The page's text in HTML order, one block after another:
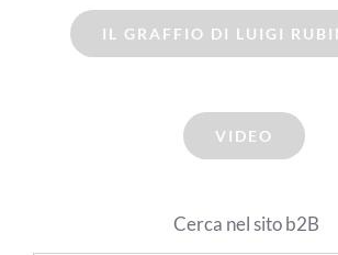
IL GRAFFIO DI LUIGI
VIDEO
Cerca nel sito b2B